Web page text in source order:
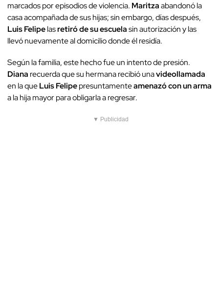
marcados por episodios de violencia. Maritzaabandonó la
casa acompañada de sus hijas; sin embargo, días después,
Luis Felipelasretiró de su escuelasin autorización y las
llevó nuevamente al domicilio donde él residía.
Según la familia, este hecho fue un intento de presión.
Diana recuerda que su hermana recibió unavideollamada
en la queLuis Felipepresuntamenteamenazó con un arma
a la hija mayor para obligarla a regresar.
▼ Publicidad